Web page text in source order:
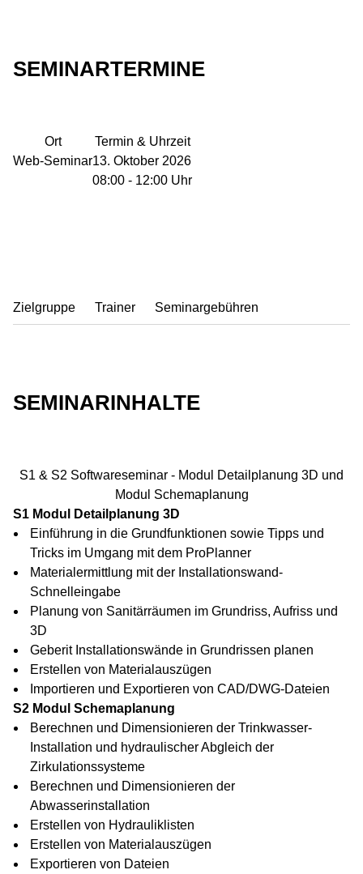
SEMINARTERMINE
Ort
Termin & Uhrzeit
Web-Seminar13. Oktober 2026
08:00 - 12:00 Uhr
Zielgruppe Trainer Seminargebühren
SEMINARINHALTE
S1 & S2 Softwareseminar - Modul Detailplanung 3D und
Modul Schemaplanung
S1 Modul Detailplanung 3D
Einführung in die Grundfunktionen sowie Tipps und
Tricks im Umgang mit dem ProPlanner
Materialermittlung mit der Installationswand-
Schnelleingabe
Planung von Sanitärräumen im Grundriss, Aufriss und
3D
Geberit Installationswände in Grundrissen planen
Erstellen von Materialauszügen
Importieren und Exportieren von CAD/DWG-Dateien
S2 Modul Schemaplanung
Berechnen und Dimensionieren der Trinkwasser-
Installation und hydraulischer Abgleich der
Zirkulationssysteme
Berechnen und Dimensionieren der
Abwasserinstallation
Erstellen von Hydrauliklisten
Erstellen von Materialauszügen
Exportieren von Dateien